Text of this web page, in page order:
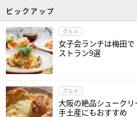
ピックアップ
グルメ
女子会ランチは梅田
ストラン9選
グルメ
大阪の絶品シューク
手土産にもおすすめ